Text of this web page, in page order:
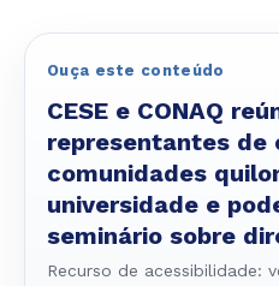
Ouça este conteúdo
CESE e CONAQ
representantes de
comunidades
universidade e
seminário sobre
Recurso de acessibilidade: